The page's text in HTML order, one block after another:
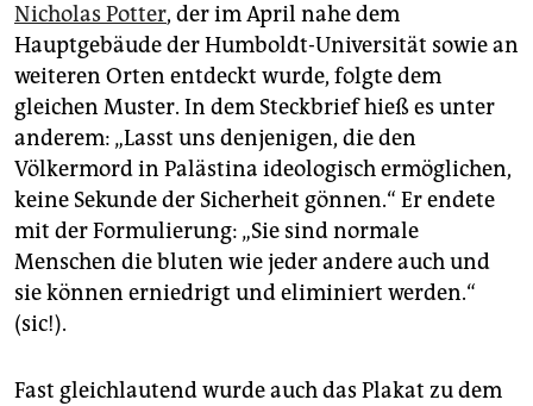
Nicholas Potter, der im April nahe dem
Hauptgebäude der Humboldt-Universität sowie an
weiteren Orten entdeckt wurde, folgte dem
gleichen Muster. In dem Steckbrief hieß es unter
anderem: „Lasst uns denjenigen, die den
Völkermord in Palästina ideologisch ermöglichen,
keine Sekunde der Sicherheit gönnen.“ Er endete
mit der Formulierung: „Sie sind normale
Menschen die bluten wie jeder andere auch und
sie können erniedrigt und eliminiert werden.“
(sic!).
Fast gleichlautend wurde auch das Plakat zu dem